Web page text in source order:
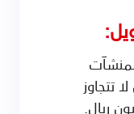
تتجاوز